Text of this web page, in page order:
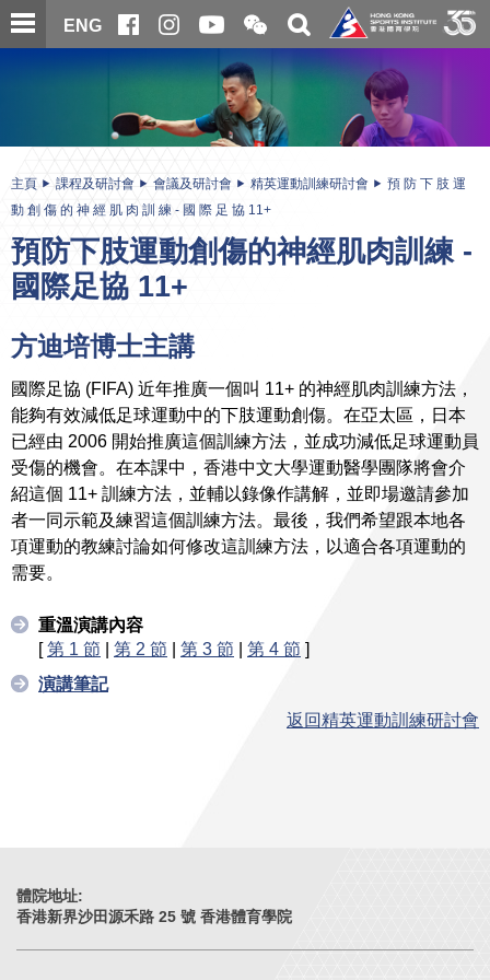
跳
至
ENG
開
合
信
二
維
碼
關
搜
主頁 課程及研討會 會議及研討會 精英運動訓練研討會
預 防 下 肢 運
動 創 傷 的 神 經 肌 肉 訓 練 - 國 際 足 協 11+
預防下肢運動創傷的神經肌肉訓練 -
國際足協 11+
方迪培博士主講
國際足協 (FIFA) 近年推廣一個叫 11+ 的神經肌肉訓練方法，
能夠有效減低足球運動中的下肢運動創傷。在亞太區，日本
已經由 2006 開始推廣這個訓練方法，並成功減低足球運動員
受傷的機會。在本課中，香港中文大學運動醫學團隊將會介
紹這個 11+ 訓練方法，並輔以錄像作講解，並即場邀請參加
者一同示範及練習這個訓練方法。最後，我們希望跟本地各
項運動的教練討論如何修改這訓練方法，以適合各項運動的
需要。
重溫演講內容
[第 1 節 | 第 2 節 | 第 3 節 | 第 4 節 ]
演講筆記
返回精英運動訓練研討會
體院地址:
香港新界沙田源禾路 25 號 香港體育學院